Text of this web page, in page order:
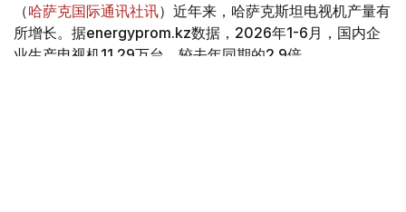
（哈萨克国际通讯社讯）近年来，哈萨克斯坦电视机产量有
所增长。据energyprom.kz数据，2026年1-6月，国内企
业生产电视机11.29万台，较去年同期的2.9倍。